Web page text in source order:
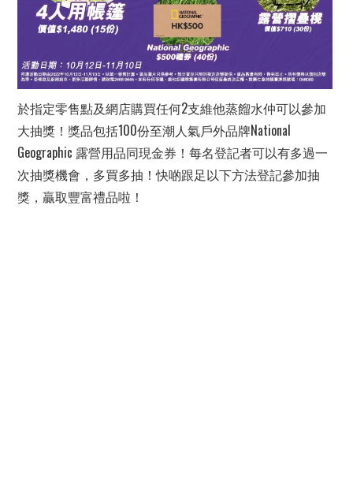
於指定零售點及網店購買任何2支維他蒸餾水仲可以參加
大抽獎！獎品包括100份至潮人氣戶外品牌National
Geographic 露營用品同現金券！每名登記者可以有多過一
次抽獎機會，多買多抽！快啲跟足以下方法登記參加抽
獎，贏取豐富禮品啦！